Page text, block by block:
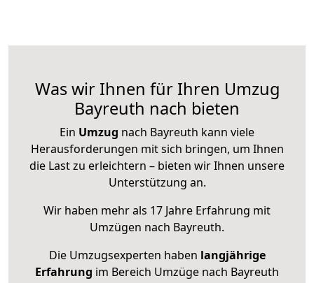
Was wir Ihnen für Ihren Umzug
Bayreuth nach bieten
Ein Umzug nach Bayreuth kann viele
Herausforderungen mit sich bringen, um Ihnen
die Last zu erleichtern – bieten wir Ihnen unsere
Unterstützung an.
Wir haben mehr als 17 Jahre Erfahrung mit
Umzügen nach Bayreuth.
Die Umzugsexperten haben langjährige
Erfahrung im Bereich Umzüge nach Bayreuth